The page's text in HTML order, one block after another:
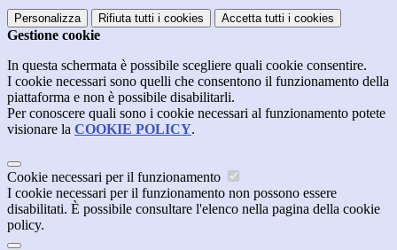
Personalizza Rifiuta tutti i cookies Accetta tutti i cookies
Gestione cookie
In questa schermata è possibile scegliere quali cookie consentire.
I cookie necessari sono quelli che consentono il funzionamento della
piattaforma e non è possibile disabilitarli.
Per conoscere quali sono i cookie necessari al funzionamento potete
visionare la COOKIE POLICY.
Cookie necessari per il funzionamento
I cookie necessari per il funzionamento non possono essere
disabilitati. È possibile consultare l'elenco nella pagina della cookie
policy.